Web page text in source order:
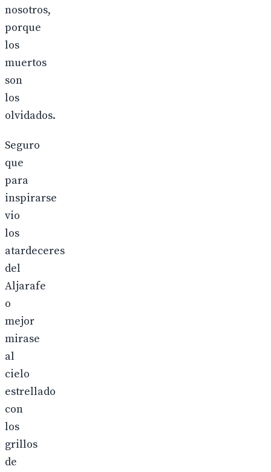
nosotros,
porque
los
muertos
son
los
olvidados.
Seguro
que
para
inspirarse
vio
los
atardeceres
del
Aljarafe
o
mejor
mirase
al
cielo
estrellado
con
los
grillos
de